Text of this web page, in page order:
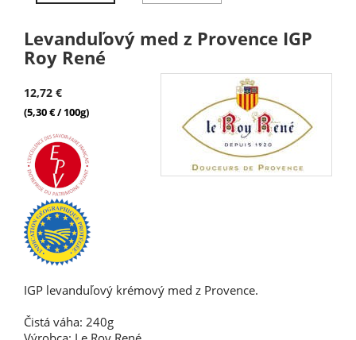
Levanduľový med z Provence IGP
Roy René
12,72 €
(5,30 € / 100g)
IGP levanduľový krémový med z Provence.
Čistá váha: 240g